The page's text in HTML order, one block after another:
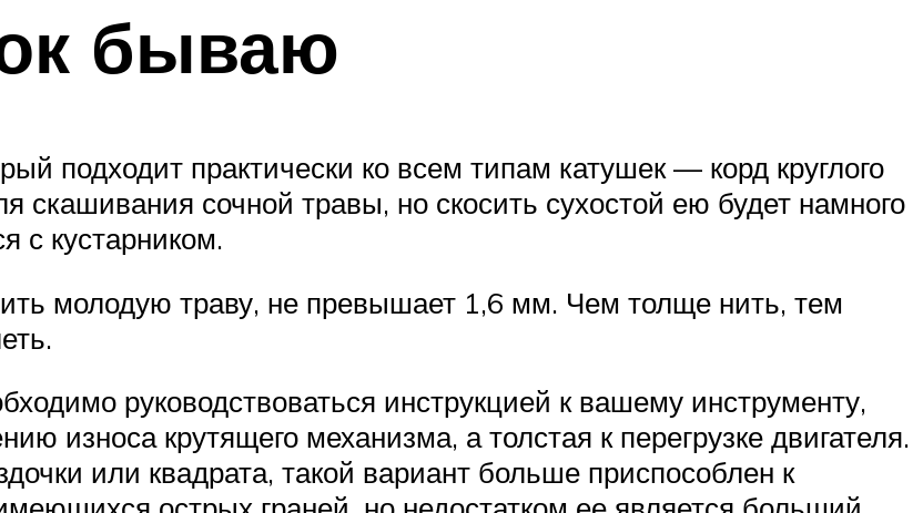
бываю
подходит практически ко всем типам катушек — корд круглого
скашивания сочной травы, но скосить сухостой ею будет намного
с кустарником.
молодую траву, не превышает 1,6 мм. Чем толще нить, тем
руководствоваться инструкцией к вашему инструменту,
износа крутящего механизма, а толстая к перегрузке двигателя.
или квадрата, такой вариант больше приспособлен к